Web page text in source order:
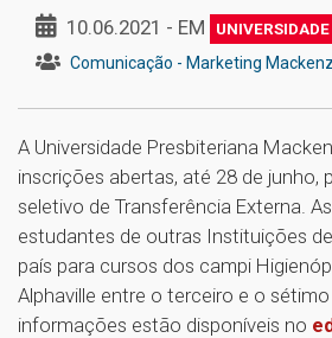
10.06.2021 - EM UNIVERSIDADE
Comunicação - Marketing
A Universidade Presbiteriana
inscrições abertas, até 28 de junho,
seletivo de Transferência Externa.
estudantes de outras Instituições
país para cursos dos campi
Alphaville entre o terceiro e o
informações estão disponíveis no